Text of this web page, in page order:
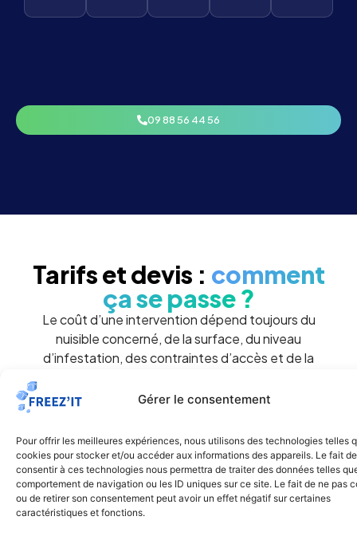
Gérer le consentement
Pour offrir les meilleures expériences, nous utilisons des technologies telles
cookies pour stocker et/ou accéder aux informations des appareils. Le fait de
consentir à ces technologies nous permettra de traiter des données telles
comportement de navigation ou les ID uniques sur ce site. Le fait de ne pas
ou de retirer son consentement peut avoir un effet négatif sur certaines
caractéristiques et fonctions.
09 88 56 44 56
Tarifs et devis : comment
ça se passe ?
Le coût d’une intervention dépend toujours du
nuisible concerné, de la surface, du niveau
d’infestation, des contraintes d’accès et de la
un traitement de cafards en cuisine professionnelle
appartement n’impliquent pas le même protocole.
C’est pour cette raison que Freezit propose
une logique claire : comprendre la situation,
orienter vers la bonne prestation et établir un